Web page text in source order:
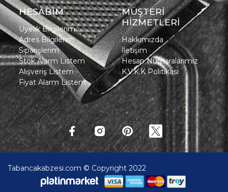
HESABIM
Üyelik Bilgilerim
Adres Bilgilerim
Siparişlerim
Stok Alarm Listem
Alışveriş Listem
Fiyat Alarm Listem
MÜŞTERİ
HİZMETLERİ
Hakkımızda
İletişim
Hesap Numaralarımız
K.V.K.K Politikası
Tabancakabzesi.com © Copyright 2022